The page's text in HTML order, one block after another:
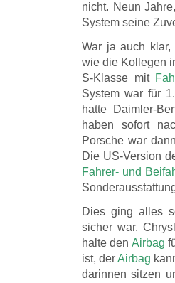
nicht. Neun
System seine
War ja auch
wie die Kollegen
S-Klasse mit
System war für
hatte Daimler-
haben sofort
Porsche war
Die US-Version
Fahrer- und
Dies ging alles
sicher war.
halte den Airbag
ist, derAirbag
darinnen sitzen